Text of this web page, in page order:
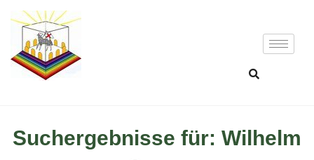
Suchergebnisse für: Wilhelm